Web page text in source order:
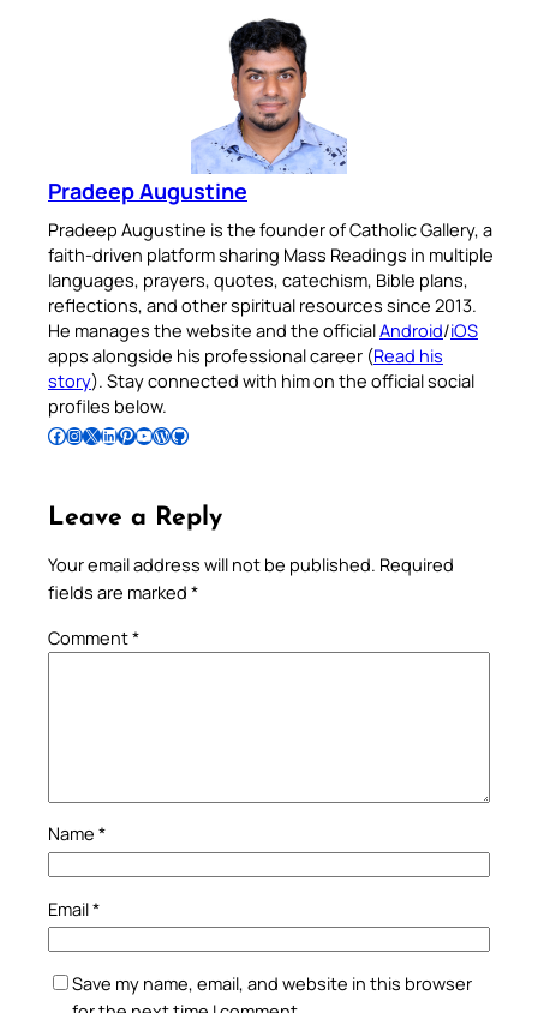
Pradeep Augustine
Pradeep Augustine is the founder of Catholic Gallery, a
faith-driven platform sharing Mass Readings in multiple
languages, prayers, quotes, catechism, Bible plans,
reflections, and other spiritual resources since 2013.
He manages the website and the officialAndroid/iOS
apps alongside his professional career (Read his
story). Stay connected with him on the official social
profiles below.
Follow Pradeep on Facebook Follow Pradeep on InstagramFollow Pradeep on X Follow Pradeep on LinkedIn Follow Pradeep on Pinterest Subscribe to Pradeep’s Youtube Channel Follow Pradeep on WordPress Follow Pradeep on GitHub
Leave a Reply
Your email address will not be published. Required
fields are marked *
Comment*
Name *
Email*
Save my name, email, and website in this browser